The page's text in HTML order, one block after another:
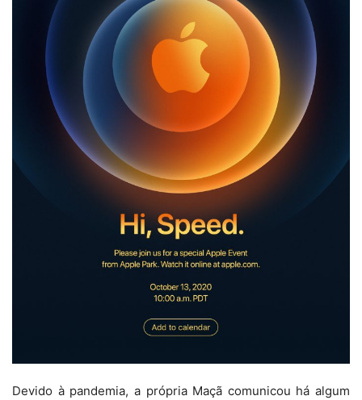
Devido à pandemia, a própria Maçã comunicou há algum